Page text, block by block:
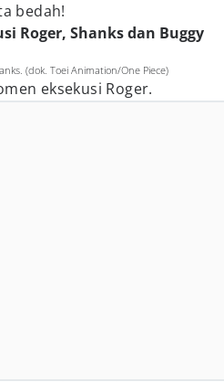
bedah!
Roger, Shanks dan Buggy
(dok. Toei Animation/One Piece)
eksekusi Roger.